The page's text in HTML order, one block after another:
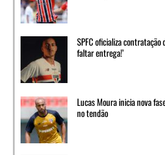
SPFC oficializa contratação
faltar entrega!’
Lucas Moura inicia nova
no tendão